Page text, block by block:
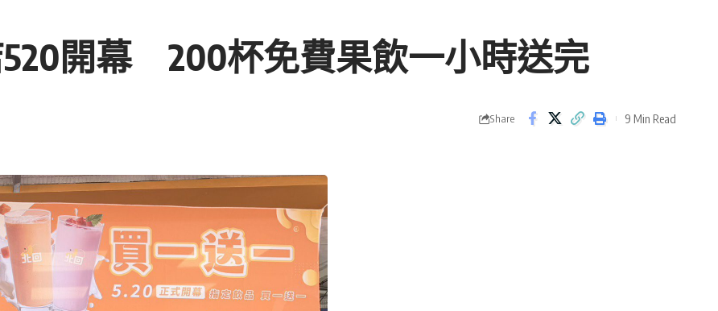
開幕 200杯免費果飲一小時送完
Share 9 Min Read